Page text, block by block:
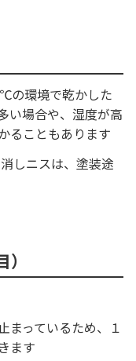
の環境で乾かした
い場合や、湿度が高
ることもあります
しニスは、塗装途
まっているため、１
ます